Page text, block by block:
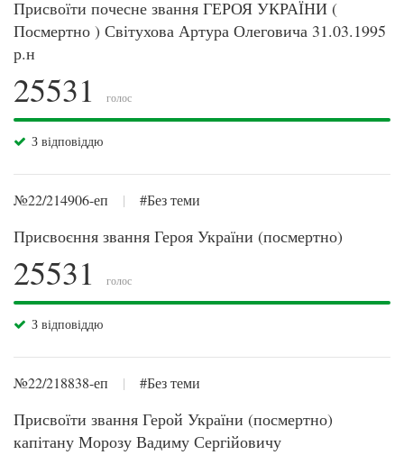
Присвоїти почесне звання ГЕРОЯ УКРАЇНИ (
Посмертно ) Світухова Артура Олеговича 31.03.1995
р.н
25531 голос
З відповіддю
№22/214906-еп | #Без теми
Присвоєння звання Героя України (посмертно)
25531 голос
З відповіддю
№22/218838-еп | #Без теми
Присвоїти звання Герой України (посмертно)
капітану Морозу Вадиму Сергійовичу